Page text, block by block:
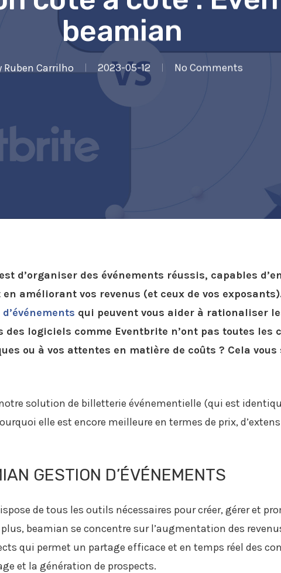
beamian
Ruben Carrilho 2023-05-12 No Comments
d’organiser des événements réussis, capables
améliorant vos revenus (et ceux de vos
qui peuvent vous aider à rationaliser
logiciels comme Eventbrite n’ont pas toutes les
ou à vos attentes en matière de coûts ? Cela
solution de billetterie événementielle (qui est
elle est encore meilleure en termes de prix,
GESTION D’ÉVÉNEMENTS
de tous les outils nécessaires pour créer, gérer et
beamian se concentre sur l’augmentation des
qui permet un partage efficace et en temps réel des
et la génération de prospects.